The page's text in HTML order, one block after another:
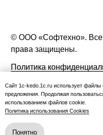
Статьи о кадровом ЭДО
Вопросы и ответы по
© ООО «Софтехно». Все
права защищены.
Политика
Сайт 1c-kedo.1c.ru использует файлы
предложения. Продолжая
использованием файлов cookie.
Политика использования Cookies
Понятно